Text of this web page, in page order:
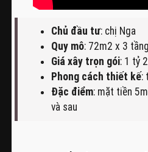
Chủ đầu tư: chị Nga
Quy mô: 72m2 x 3 tầng
Giá xây trọn gói: 1 tỷ
Phong cách thiết kế:
Đặc điểm: mặt tiền
và sau